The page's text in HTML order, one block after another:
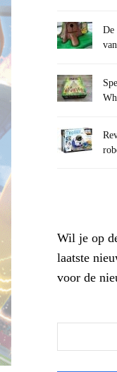
De
Wil je op
laatste
voor de